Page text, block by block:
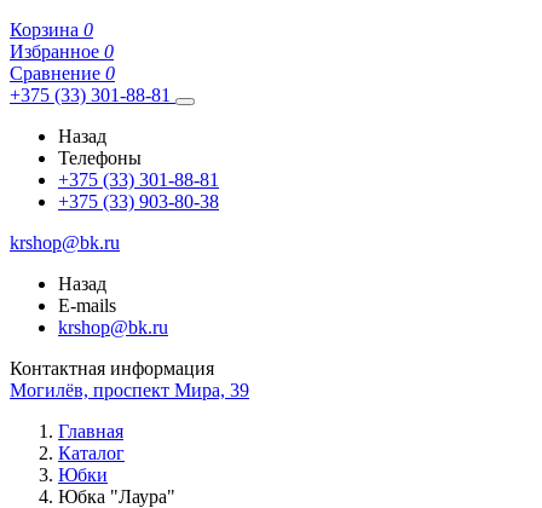
Корзина 0
Избранное 0
Сравнение 0
+375 (33) 301-88-81
Назад
Телефоны
+375 (33) 301-88-81
+375 (33) 903-80-38
krshop@bk.ru
Назад
E-mails
krshop@bk.ru
Контактная информация
Могилёв, проспект Мира, 39
Главная
Каталог
Юбки
Юбка "Лаура"